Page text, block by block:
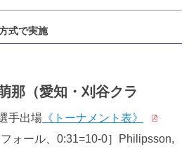
式で実施
那（愛知・刈谷クラ
手出場 《トーナメント表》
ォール、0:31=10-0］Philipsson,